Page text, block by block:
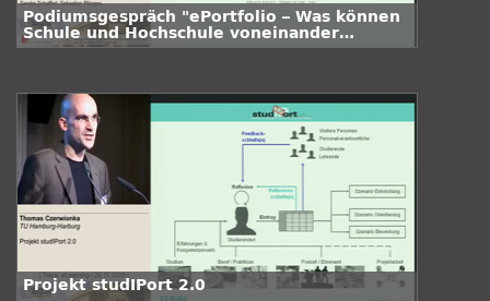
Podiumsgespräch "ePortfolio – Was können
Schule und Hochschule voneinander
lernen?"
Projekt studIPort 2.0